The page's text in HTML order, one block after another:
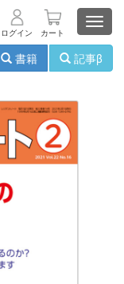
ログイン カート
書籍
記事β